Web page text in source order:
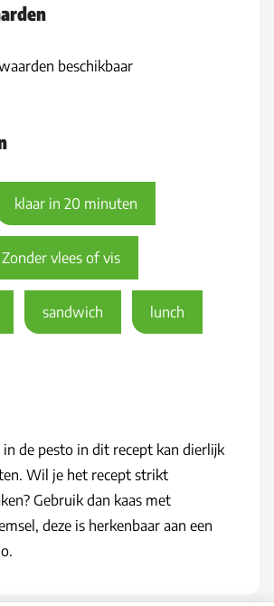
beschikbaar
klaar in 20 minuten
Zonder vlees of vis
sandwich lunch
in de pesto in dit recept kan dierlijk
Wil je het recept strikt
Gebruik dan kaas met
deze is herkenbaar aan een